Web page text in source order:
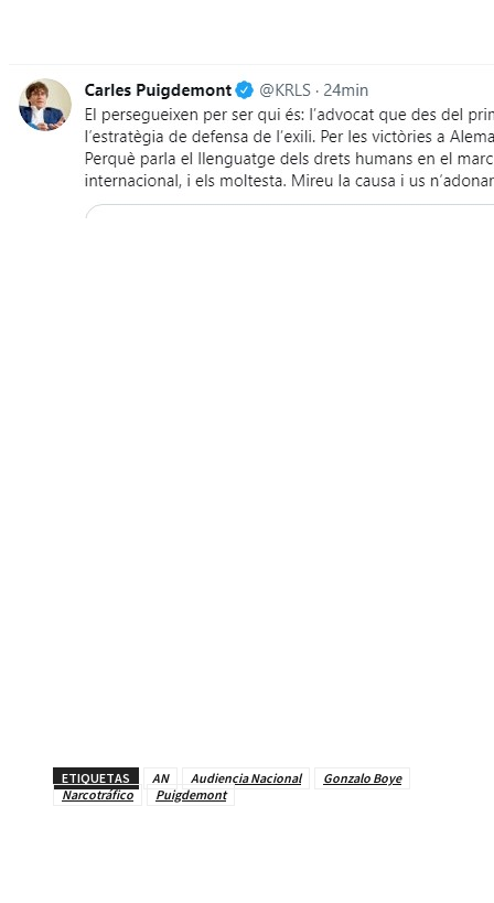
ETIQUETAS AN Audiencia Nacional
Gonzalo Boye
Narcotráfico
Puigdemont